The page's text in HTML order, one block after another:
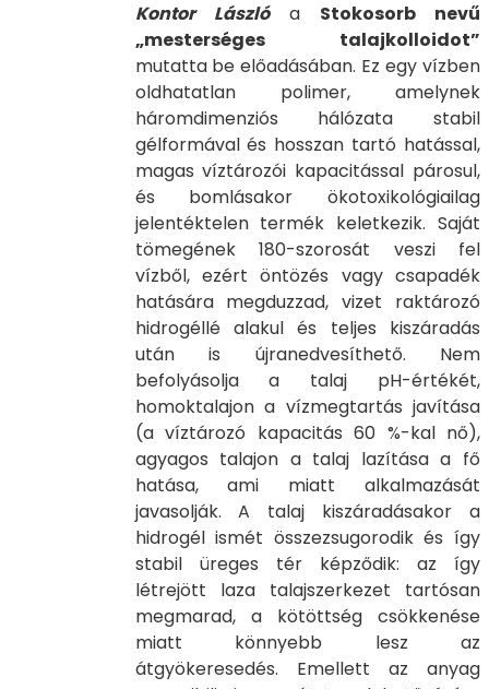
Kontor Lászlóa Stokosorb nevű
„mesterséges talajkolloidot”
mutatta be előadásában. Ez egy vízben
oldhatatlan polimer, amelynek
háromdimenziós hálózata stabil
gélformával és hosszan tartó hatással,
magas víztározói kapacitással párosul,
és bomlásakor ökotoxikológiailag
jelentéktelen termék keletkezik. Saját
tömegének 180-szorosát veszi fel
vízből, ezért öntözés vagy csapadék
hatására megduzzad, vizet raktározó
hidrogéllé alakul és teljes kiszáradás
után is újranedvesíthető. Nem
befolyásolja a talaj pH-értékét,
homoktalajon a vízmegtartás javítása
(a víztározó kapacitás 60 %-kal nő),
agyagos talajon a talaj lazítása a fő
hatása, ami miatt alkalmazását
javasolják. A talaj kiszáradásakor a
hidrogél ismét összezsugorodik és így
stabil üreges tér képződik: az így
létrejött laza talajszerkezet tartósan
megmarad, a kötöttség csökkenése
miatt könnyebb lesz az
átgyökeresedés. Emellett az anyag